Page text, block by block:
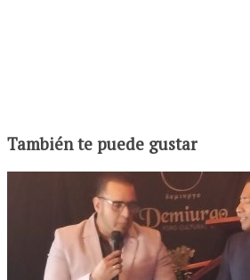
También te puede gustar